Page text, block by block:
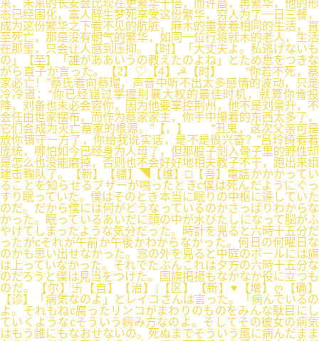
来，未来的长安会比现在更繁华十倍，而许昌，再繁华，他的形
态已经固化，富人醉生梦死享受这份繁华，穷人为了一日三餐，
成为这份繁华之下看不见的肮脏，麻木的重复着相同的生活，直
至死亡，那是没有朝气的繁华，如同一位行将就木的老人，生活
在那里，只会让人感到压抑。【时】「大丈夫よ。私逃げないも
の」【至】「誰がああいうの教えたのよね」とため息をつきな
がら直子が言った。【2】♡【4】☭【时】 “你若不死，蔡
家必亡！”蔡氏看向蔡瑁，声音中听不出太多感情的波动，只是
冷冷道：“你已经错过掌握荆襄大权的最佳时机，就算你肯投
降，刘备也未必会容你，因为他要掌控荆州，他不是刘景升，不
会任由世家摆布，而作为蔡家家主，你手中攥着的东西太多了，
它们会成为灭亡蔡家的根源。”【，】 “丑鬼，这次父亲可是
放你镇守一方了，你给我说实话，是不是很兴奋？”吕玲绮看着
庞统，哪怕如今已经身为人母了，但那股子刻入骨子里的野性却
是怎么也没能磨掉，否则也不会好好地相夫教子不干，跑出来组
建击鞠队了。【新】【疆】◥【维】□【吾】電話かかかってい
ることを知らせるブザーが鳴ったときc僕は死んだようにぐっ
すり眠っていた。僕はそのとき本当に眠りの中枢に達していた
のだ。だから僕には何がどうなっているのかさっぱりわからな
かった。眠っているあいだに頭の中が水びたしになって脳がふ
やけてしまったような気分だった。時計を見ると六時十五分だ
ったがcそれが午前か午後かわからなかった。何日の何曜日な
のかも思い出せなかった。窓の外を見ると中庭のボールには旗
は上っていなかった。それでたぶんこれは夕方の六時十五分な
のだろうと僕は見当をつけた。国旗掲揚もなかなか役に立つも
のだ。【尔】卐【自】【治】¡【区】【新】♥【增】ღ【确】
【诊】「病気なのよ」とレイコさんは言った。「病んでいるの
よ。それもねc腐ったリンコがまわりのものをみんな駄目にし
ていくようなcそういう病み方なのよ。そしてその彼女の病気
はもう誰にもなおせないの。死ぬまでそういう風に病んだまま